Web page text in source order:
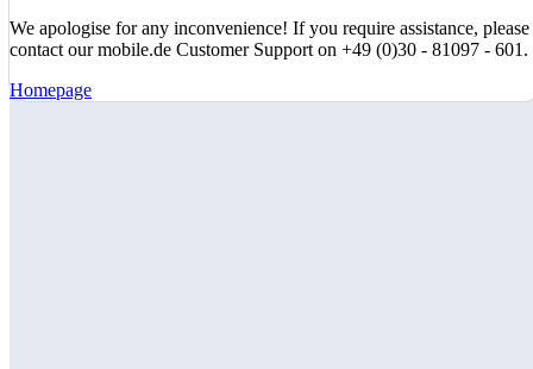
We apologise for any inconvenience! If you require assistance, please
contact our mobile.de Customer Support on +49 (0)30 - 81097 - 601.
Homepage